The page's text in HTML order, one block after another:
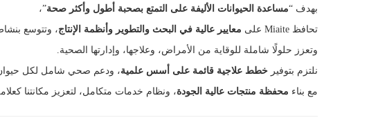
بهدف “مساعدة الحيوانات الأليفة على التمتع بصحبة أطول وأكثر صحة”،
تحافظ Miaite على
معايير عالية في البحث والتطوير وأنظمة الإنتاج، وتتوسع
وتعزز حلولًا شاملة للوقاية من الأمراض، وعلاجها، وإدارتها الصحية.
نلتزم بتوفير خطط علاجية قائمة على أسس علمية، ودعم صحي شامل لكل
مع بناء محفظة منتجات عالية الجودة، ونظام خدمات متكامل، لتعزيز مكانتنا